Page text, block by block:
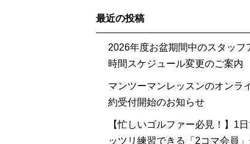
最近の投稿
2026年度お盆期間中のスタッフ
時間スケジュール変更のご案内
マンツーマンレッスンのオンラ
約受付開始のお知らせ
【忙しいゴルファー必見！】1
ッツリ練習できる「2コマ会員